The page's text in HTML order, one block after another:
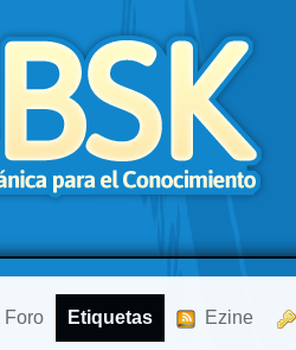
Foro Etiquetas Ezine